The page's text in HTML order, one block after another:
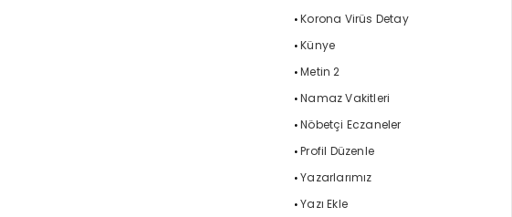
Korona Virüs Detay
Künye
Metin 2
Namaz Vakitleri
Nöbetçi Eczaneler
Profil Düzenle
Yazarlarımız
Yazı Ekle